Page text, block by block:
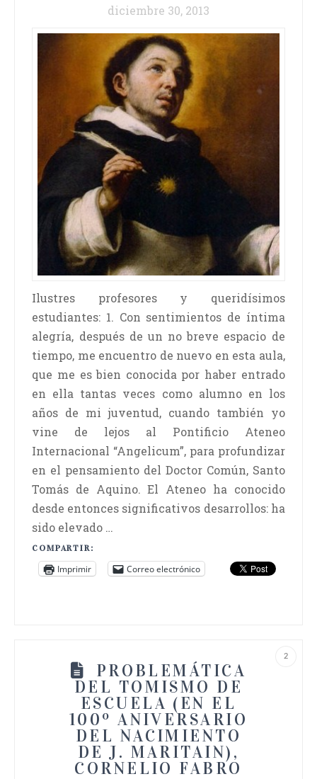
diciembre 30, 2013
Ilustres profesores y queridísimos
estudiantes: 1. Con sentimientos de íntima
alegría, después de un no breve espacio de
tiempo, me encuentro de nuevo en esta aula,
que me es bien conocida por haber entrado
en ella tantas veces como alumno en los
años de mi juventud, cuando también yo
vine de lejos al Pontificio Ateneo
Internacional “Angelicum”, para profundizar
en el pensamiento del Doctor Común, Santo
Tomás de Aquino. El Ateneo ha conocido
desde entonces significativos desarrollos: ha
sido elevado …
COMPARTIR:
Imprimir Correo electrónico
2
PROBLEMÁTICA
DEL TOMISMO DE
ESCUELA (EN EL
100º ANIVERSARIO
DEL NACIMIENTO
DE J. MARITAIN),
CORNELIO FABRO